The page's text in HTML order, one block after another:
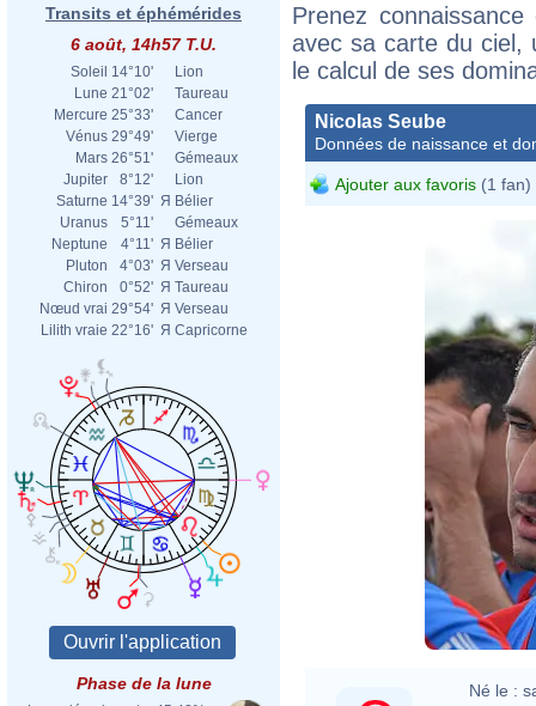
Transits et éphémérides
6 août, 14h57 T.U.
Soleil 14°10'
Lion
Lune 21°02'
Taureau
Mercure 25°33'
Cancer
Vénus 29°49'
Vierge
Mars 26°51'
Gémeaux
Jupiter
8°12'
Lion
Saturne 14°39' Я Bélier
Uranus
5°11'
Gémeaux
Neptune
4°11' Я Bélier
Pluton
4°03' Я Verseau
Chiron
0°52' Я Taureau
Nœud vrai 29°54' Я Verseau
Lilith vraie 22°16' Я Capricorne
Phase de la lune
Prenez
avec sa carte du ciel,
le calcul de ses
Nicolas Seube
Données de naissance et
Ajouter aux favoris (1 fan)
Né le :